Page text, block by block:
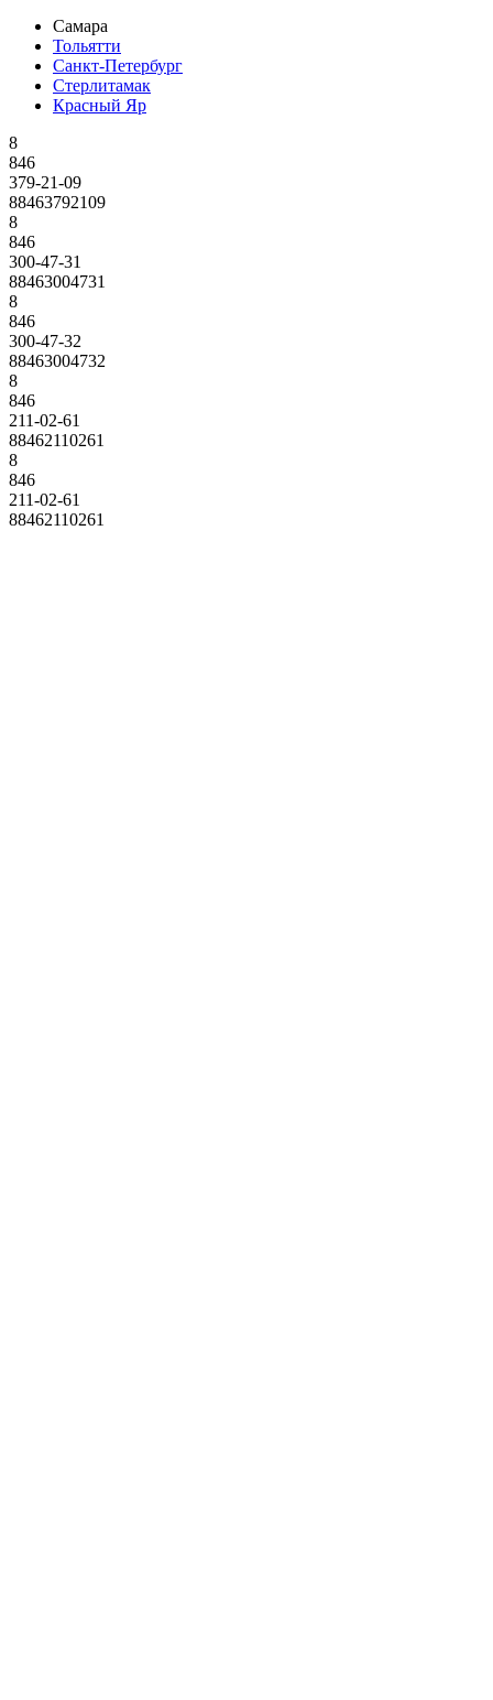
Самара
Тольятти
Санкт-Петербург
Стерлитамак
Красный Яр
8
846
379-21-09
88463792109
8
846
300-47-31
88463004731
8
846
300-47-32
88463004732
8
846
211-02-61
88462110261
8
846
211-02-61
88462110261